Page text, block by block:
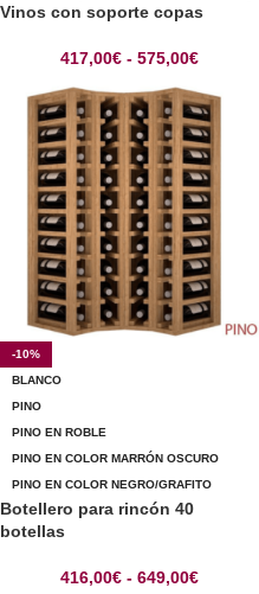
Vinos con soporte copas
417,00€ - 575,00€
-10%
BLANCO
PINO
PINO EN ROBLE
PINO EN COLOR MARRÓN OSCURO
PINO EN COLOR NEGRO/GRAFITO
Botellero para rincón 40
botellas
416,00€ - 649,00€